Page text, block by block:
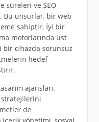
süreleri ve SEO
Bu unsurlar, bir web
sahiptir. İyi bir
motorlarında üst
bir cihazda sorunsuz
hedef
ajansları,
de